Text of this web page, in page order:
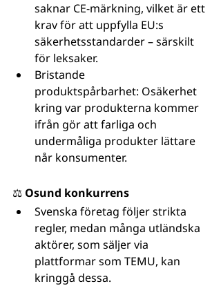
saknar CE-märkning, vilket är ett
krav för att uppfylla EU:s
säkerhetsstandarder – särskilt
för leksaker.
Bristande
produktspårbarhet: Osäkerhet
kring var produkterna kommer
ifrån gör att farliga och
undermåliga produkter lättare
når konsumenter.
⚖️ Osund konkurrens
Svenska företag följer strikta
regler, medan många utländska
aktörer, som säljer via
plattformar som TEMU, kan
kringgå dessa.